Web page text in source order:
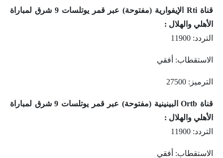
قناة Rti الإيفوارية (مفتوحة) عبر قمر يوتلسات 9 شرق لمباراة
الأهلي والهلال :
التردد: 11900
الاستقطاب: أفقي
الترميز: 27500
قناة Ortb البينينية (مفتوحة) عبر قمر يوتلسات 9 شرق لمباراة
الأهلي والهلال :
التردد: 11900
الاستقطاب: أفقي